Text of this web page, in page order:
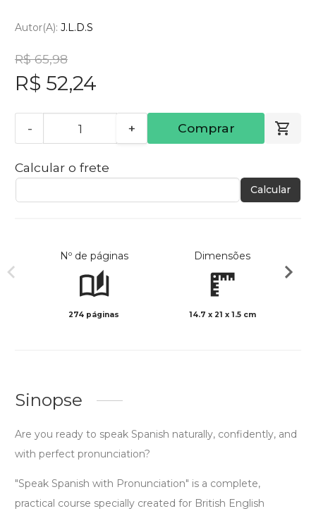
Autor(a): J.L.D.S
R$ 65,98
R$ 52,24
- + Comprar
Calcular o frete
Calcular
Nº de páginas
274 páginas
Dimensões
14.7 x 21 x 1.5 cm
Sinopse
Are you ready to speak Spanish naturally, confidently, and
with perfect pronunciation?
"Speak Spanish with Pronunciation" is a complete,
practical course specially created for British English